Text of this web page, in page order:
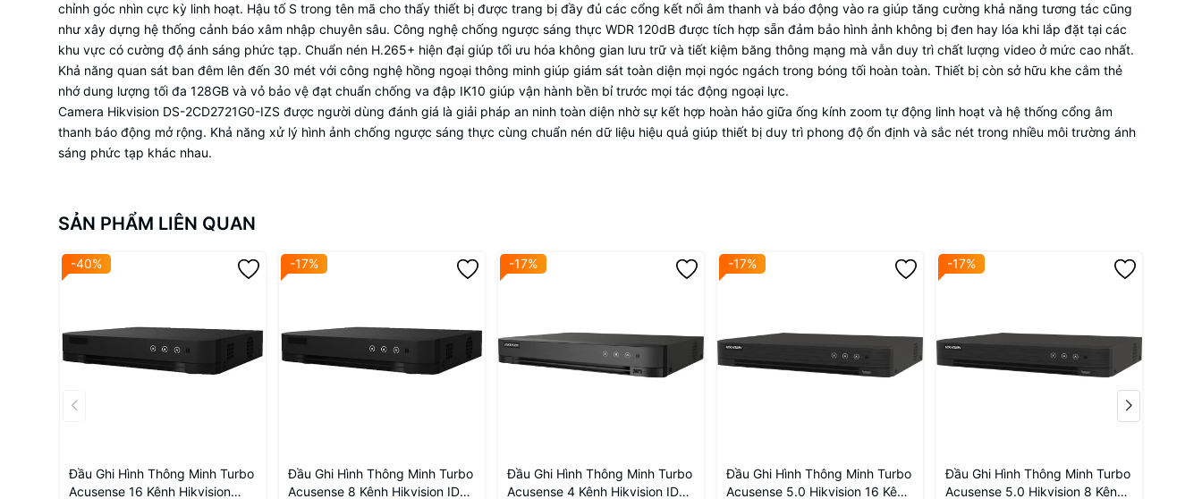
chỉnh góc nhìn cực kỳ linh hoạt. Hậu tố S trong tên mã cho thấy thiết bị được trang bị đầy đủ các cổng kết nối âm thanh và báo động vào ra giúp tăng cường khả năng tương tác cũng
như xây dựng hệ thống cảnh báo xâm nhập chuyên sâu. Công nghệ chống ngược sáng thực WDR 120dB được tích hợp sẵn đảm bảo hình ảnh không bị đen hay lóa khi lắp đặt tại các
khu vực có cường độ ánh sáng phức tạp. Chuẩn nén H.265+ hiện đại giúp tối ưu hóa không gian lưu trữ và tiết kiệm băng thông mạng mà vẫn duy trì chất lượng video ở mức cao nhất.
Khả năng quan sát ban đêm lên đến 30 mét với công nghệ hồng ngoại thông minh giúp giám sát toàn diện mọi ngóc ngách trong bóng tối hoàn toàn. Thiết bị còn sở hữu khe cắm thẻ
nhớ dung lượng tối đa 128GB và vỏ bảo vệ đạt chuẩn chống va đập IK10 giúp vận hành bền bỉ trước mọi tác động ngoại lực.
Camera Hikvision DS-2CD2721G0-IZS được người dùng đánh giá là giải pháp an ninh toàn diện nhờ sự kết hợp hoàn hảo giữa ống kính zoom tự động linh hoạt và hệ thống cổng âm
thanh báo động mở rộng. Khả năng xử lý hình ảnh chống ngược sáng thực cùng chuẩn nén dữ liệu hiệu quả giúp thiết bị duy trì phong độ ổn định và sắc nét trong nhiều môi trường ánh
sáng phức tạp khác nhau.
SẢN PHẨM LIÊN QUAN
-40%
Đầu Ghi Hình Thông Minh Turbo
Acusense 16 Kênh Hikvision
-17%
Đầu Ghi Hình Thông Minh Turbo
Acusense 8 Kênh Hikvision IDS-
-17%
Đầu Ghi Hình Thông Minh Turbo
Acusense 4 Kênh Hikvision IDS-
-17%
Đầu Ghi Hình Thông Minh Turbo
Acusense 5.0 Hikvision 16 Kênh
-17%
Đầu Ghi Hình Thông Minh Turbo
Acusense 5.0 Hikvision 8 Kênh